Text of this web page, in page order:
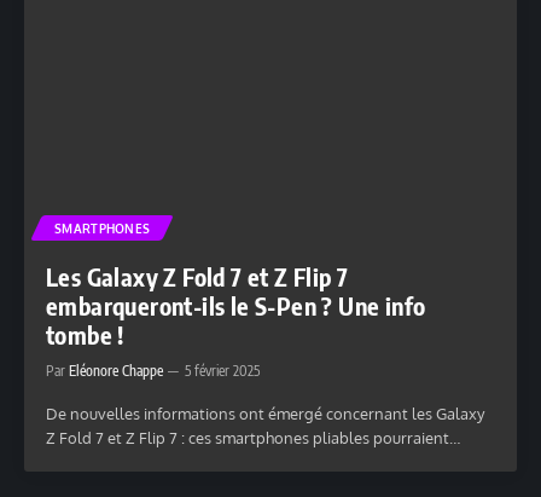
SMARTPHONES
Les Galaxy Z Fold 7 et Z Flip 7
embarqueront-ils le S-Pen ? Une info
tombe !
Par Eléonore Chappe 5 février 2025
De nouvelles informations ont émergé concernant les Galaxy
Z Fold 7 et Z Flip 7 : ces smartphones pliables pourraient…